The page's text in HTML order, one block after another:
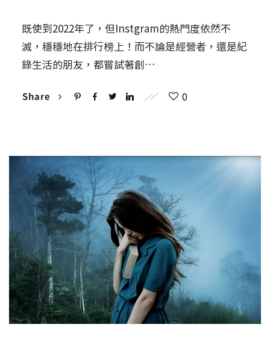
既使到2022年了，但Instgram的熱門度依然不
滅，穩穩地在排行榜上！而不論是經營者，還是紀
錄生活的朋友，都嘗試著創…
Share 0